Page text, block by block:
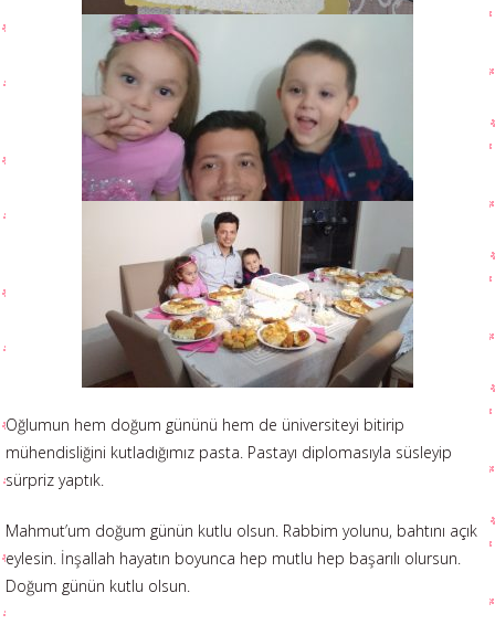
Oğlumun hem doğum gününü hem de üniversiteyi bitirip
mühendisliğini kutladığımız pasta. Pastayı diplomasıyla süsleyip
sürpriz yaptık.
Mahmut’um doğum günün kutlu olsun. Rabbim yolunu, bahtını açık
eylesin. İnşallah hayatın boyunca hep mutlu hep başarılı olursun.
Doğum günün kutlu olsun.